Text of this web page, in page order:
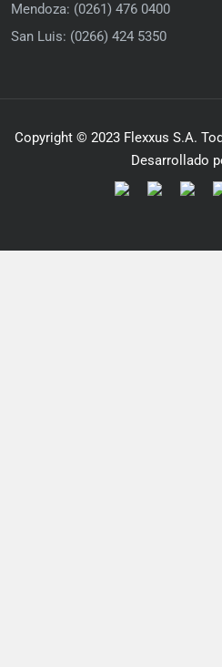
Mendoza: (0261) 476 0400
San Luis: (0266) 424 5350
Copyright © 2023 Flexxus S.A.
Desarrollado